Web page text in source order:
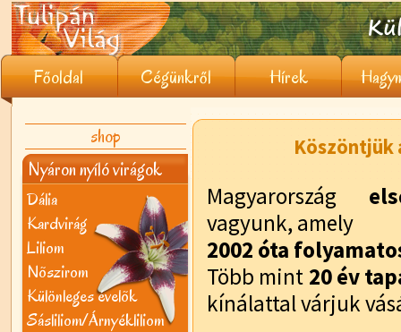
Főoldal Cégünkről Hírek
shop
Nyáron nyíló virágok
Dália
Kardvirág
Liliom
Nõszirom
Különleges évelõk
Sásliliom/Árnyékliliom
Köszöntjük
Magyarország
vagyunk, amely
2002 óta
Több mint 20 év
kínálattal várjuk